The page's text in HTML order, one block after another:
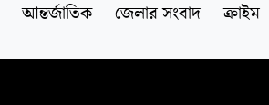
আন্তর্জাতিক জেলার সংবাদ ক্রাইম